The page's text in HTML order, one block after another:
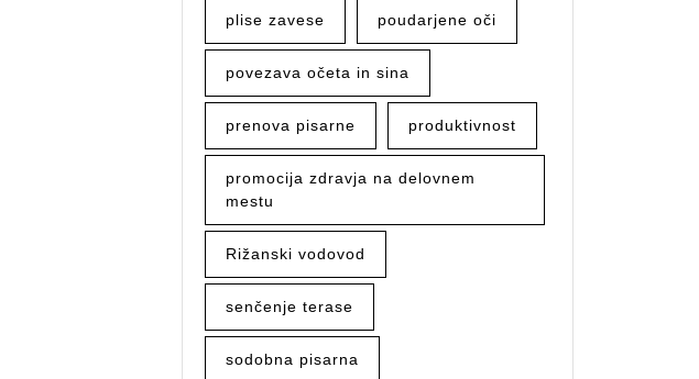
plise zavese poudarjene oči
povezava očeta in sina
prenova pisarne produktivnost
promocija zdravja na delovnem
mestu
Rižanski vodovod
senčenje terase
sodobna pisarna